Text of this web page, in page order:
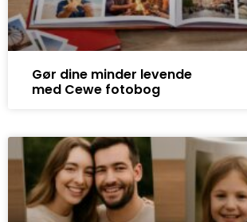
Gør dine minder levende
med Cewe fotobog